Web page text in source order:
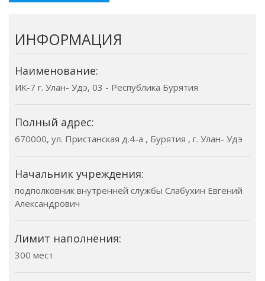
ИНФОРМАЦИЯ
Наименование:
ИК-7 г. Улан- Удэ, 03 - Республика Бурятия
Полный адрес:
670000, ул. Пристанская д.4-а , Бурятия , г. Улан- Удэ
Начальник учреждения:
подполковник внутренней службы Слабухин Евгений
Александрович
Лимит наполнения:
300 мест